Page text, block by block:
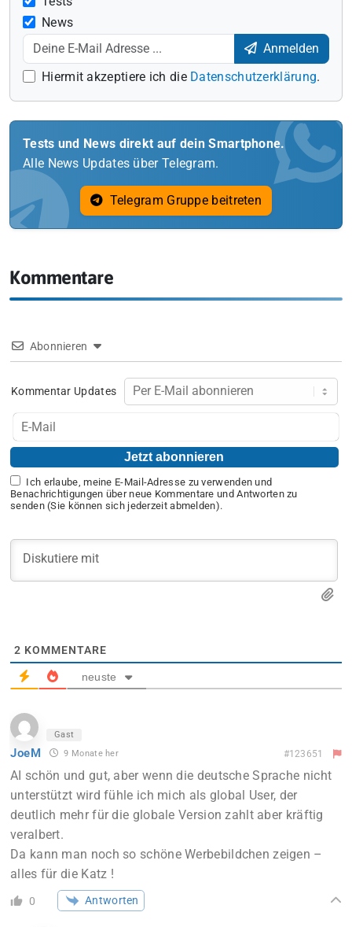
News
Anmelden
Hiermit akzeptiere ich die Datenschutzerklärung.
Tests und News direkt auf dein Smartphone.
Alle News Updates über Telegram.
Telegram Gruppe beitreten
Kommentare
Abonnieren
Kommentar Updates
Ich erlaube, meine E-Mail-Adresse zu verwenden und
Benachrichtigungen über neue Kommentare und Antworten zu
senden (Sie können sich jederzeit abmelden).
2 KOMMENTARE
neuste
Gast
JoeM 9 Monate her #123651
AI schön und gut, aber wenn die deutsche Sprache nicht
unterstützt wird fühle ich mich als global User, der
deutlich mehr für die globale Version zahlt aber kräftig
veralbert.
Da kann man noch so schöne Werbebildchen zeigen –
alles für die Katz !
0 Antworten